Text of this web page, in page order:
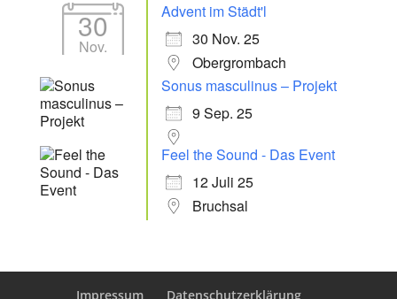
30
Nov.
Advent im Städt'l
30 Nov. 25
Obergrombach
Sonus masculinus – Projekt
9 Sep. 25
Feel the Sound - Das Event
12 Juli 25
Bruchsal
Impressum Datenschutzerklärung